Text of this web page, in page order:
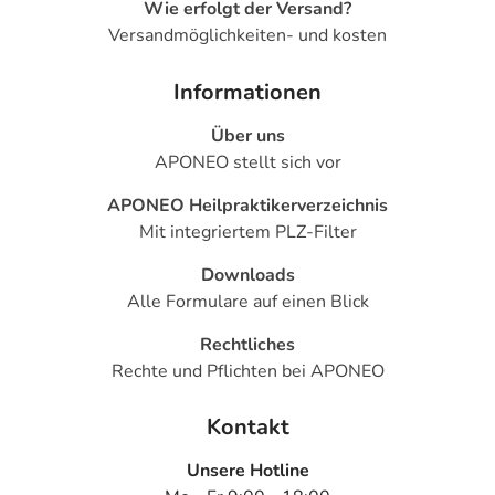
Verdacht auf eine Überdosierung umgehend mit einem
Generell gilt: Achten Sie vor allem bei Säuglingen,
Kleinkindern und älteren Menschen auf eine
gewissenhafte Dosierung. Im Zweifelsfalle fragen Sie
oder Vorsichtsmaßnahmen.
Eine vom Arzt verordnete Dosierung kann von den
Angaben der Packungsbeilage abweichen. Da der Arzt sie
nach seinen Anweisungen anwenden.
Was sollten Sie beachten?
Wie erfolgt der Versand?
Versandmöglichkeiten- und kosten
Informationen
Über uns
APONEO stellt sich vor
APONEO Heilpraktikerverzeichnis
Mit integriertem PLZ-Filter
Downloads
Alle Formulare auf einen Blick
Rechtliches
Rechte und Pflichten bei APONEO
Kontakt
Unsere Hotline